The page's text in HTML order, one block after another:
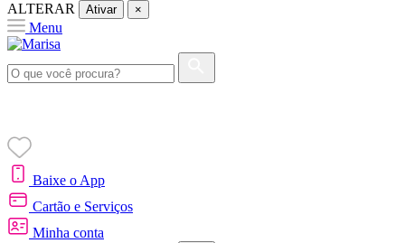
ALTERAR
Ativar ×
Menu
Baixe o App
Cartão e Serviços
Minha conta